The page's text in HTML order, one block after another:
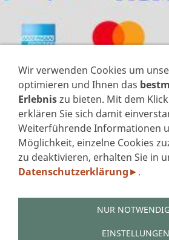
VERTRAG
IMPRESSUM
DATENSCHUTZERKLÄRUNG GEM. DSGVO
WIDERRUFSFORMULAR
Wir verwenden Cookies um
optimieren und Ihnen das
Erlebniszu bieten. Mit dem
erklären Sie sich damit
Weiterführende Informationen
Möglichkeit, einzelne Cookies
zu deaktivieren, erhalten Sie in
Datenschutzerklärung ► .
NUR
EINSTELLUNGEN